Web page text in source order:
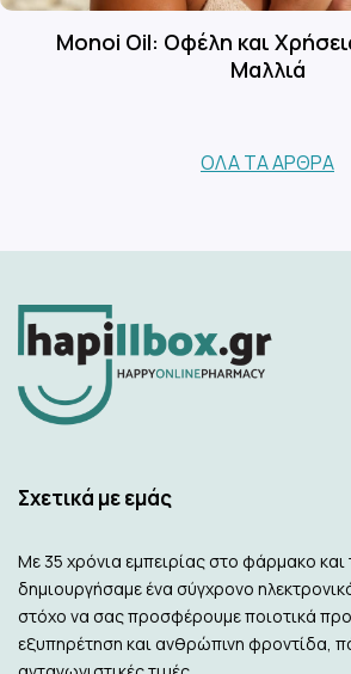
Monoi Oil: Οφέλη και
Μαλλιά
ΌΛΑ ΤΑ ΆΡΘΡΑ
Σχετικά με εμάς
Με 35 χρόνια εμπειρίας στο φάρμακο και
δημιουργήσαμε ένα σύγχρονο
στόχο να σας προσφέρουμε ποιοτικά
εξυπηρέτηση και ανθρώπινη φροντίδα,